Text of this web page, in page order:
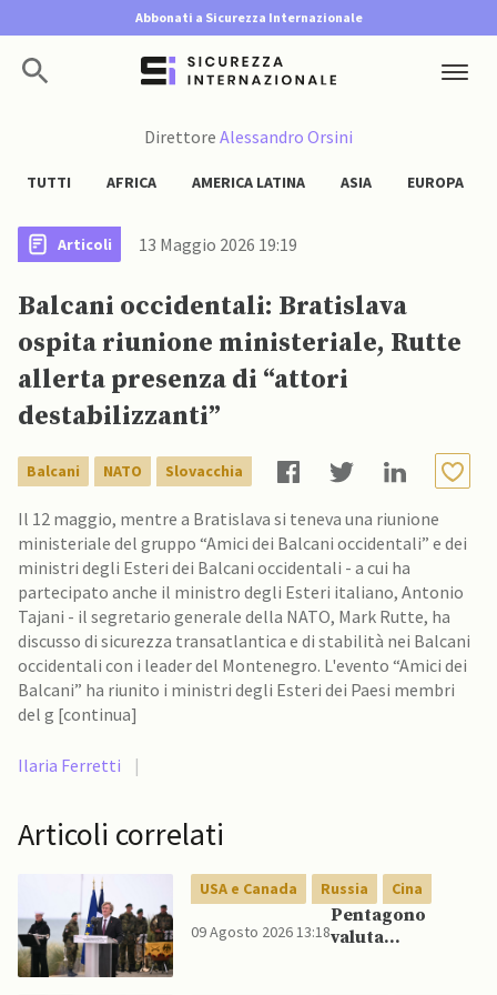
Abbonati a Sicurezza Internazionale
Direttore Alessandro Orsini
TUTTI AFRICA AMERICA LATINA ASIA EUROPA
Articoli 13 Maggio 2026 19:19
Balcani occidentali: Bratislava
ospita riunione ministeriale, Rutte
allerta presenza di “attori
destabilizzanti”
Balcani NATO Slovacchia
Il 12 maggio, mentre a Bratislava si teneva una riunione
ministeriale del gruppo “Amici dei Balcani occidentali” e dei
ministri degli Esteri dei Balcani occidentali - a cui ha
partecipato anche il ministro degli Esteri italiano, Antonio
Tajani - il segretario generale della NATO, Mark Rutte, ha
discusso di sicurezza transatlantica e di stabilità nei Balcani
occidentali con i leader del Montenegro. L'evento “Amici dei
Balcani” ha riunito i ministri degli Esteri dei Paesi membri
del g [continua]
Ilaria Ferretti |
Articoli correlati
USA e Canada Russia Cina
09 Agosto 2026 13:18
Pentagono
valuta